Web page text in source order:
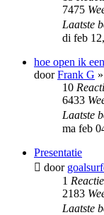
7475
Laatste
di feb
hoe open ik
doorFrank G »
10
6433
Laatste
ma feb
Presentatie
door
1
2183
Laatste